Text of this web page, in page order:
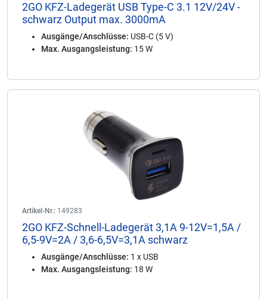
2GO KFZ-Ladegerät USB Type-C 3.1 12V/24V -
schwarz Output max. 3000mA
Ausgänge/Anschlüsse: USB-C (5 V)
Max. Ausgangsleistung: 15 W
Artikel-Nr.: 149283
2GO KFZ-Schnell-Ladegerät 3,1A 9-12V=1,5A /
6,5-9V=2A / 3,6-6,5V=3,1A schwarz
Ausgänge/Anschlüsse: 1 x USB
Max. Ausgangsleistung: 18 W